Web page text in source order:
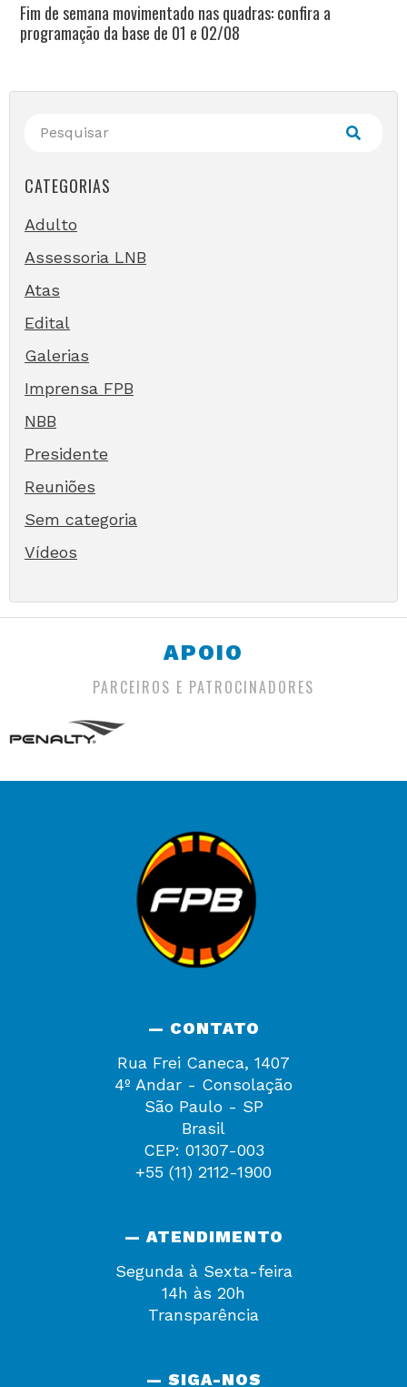
Fim de semana movimentado nas quadras: confira a
programação da base de 01 e 02/08
CATEGORIAS
Adulto
Assessoria LNB
Atas
Edital
Galerias
Imprensa FPB
NBB
Presidente
Reuniões
Sem categoria
Vídeos
APOIO
PARCEIROS E PATROCINADORES
— CONTATO
Rua Frei Caneca, 1407
4º Andar - Consolação
São Paulo - SP
Brasil
CEP: 01307-003
+55 (11) 2112-1900
— ATENDIMENTO
Segunda à Sexta-feira
14h às 20h
Transparência
— SIGA-NOS